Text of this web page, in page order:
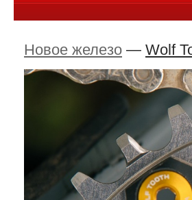
Новое железо — Wolf